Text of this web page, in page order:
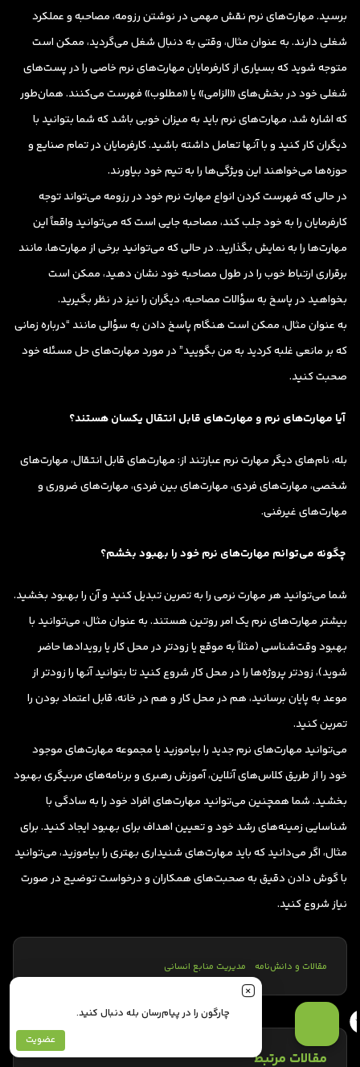
برسید. مهارت‌های نرم نقش مهمی در نوشتن رزومه، مصاحبه و عملکرد
شغلی دارند. به عنوان مثال، وقتی به دنبال شغل می‌گردید، ممکن است
متوجه شوید که بسیاری از کارفرمایان مهارت‌های نرم خاصی را در پست‌های
شغلی خود در بخش‌های «الزامی» یا «مطلوب» فهرست می‌کنند. همان‌طور
که اشاره شد، مهارت‌های نرم باید به میزان خوبی باشد که شما بتوانید با
دیگران کار کنید و با آنها تعامل داشته باشید. کارفرمایان در تمام صنایع و
حوزه‌ها می‌خواهند این ویژگی‌ها را به تیم خود بیاورند.
در حالی که فهرست کردن انواع مهارت نرم خود در رزومه می‌تواند توجه
کارفرمایان را به خود جلب کند، مصاحبه جایی است که می‌توانید واقعاً این
مهارت‌ها را به نمایش بگذارید. در حالی که می‌توانید برخی از مهارت‌ها، مانند
برقراری ارتباط خوب را در طول مصاحبه خود نشان دهید، ممکن است
بخواهید در پاسخ به سؤالات مصاحبه، دیگران را نیز در نظر بگیرید.
به عنوان مثال، ممکن است هنگام پاسخ دادن به سؤالی مانند “درباره زمانی
که بر مانعی غلبه کردید به من بگویید” در مورد مهارت‌های حل مسئله خود
صحبت کنید.
آیا مهارت‌های نرم و مهارت‌های قابل انتقال یکسان هستند؟
بله، نام‌های دیگر مهارت نرم عبارتند از: مهارت‌های قابل انتقال، مهارت‌های
شخصی، مهارت‌های فردی، مهارت‌های بین فردی، مهارت‌های ضروری و
مهارت‌های غیرفنی.
چگونه می‌توانم مهارت‌های نرم خود را بهبود بخشم؟
شما می‌توانید هر مهارت نرمی را به تمرین تبدیل کنید و آن را بهبود بخشید.
بیشتر مهارت‌های نرم یک امر روتین هستند. به عنوان مثال، می‌توانید با
بهبود وقت‌شناسی (مثلاً به موقع یا زودتر در محل کار یا رویدادها حاضر
شوید)، زودتر پروژه‌ها را در محل کار شروع کنید تا بتوانید آنها را زودتر از
موعد به پایان برسانید، هم در محل کار و هم در خانه، قابل اعتماد بودن را
تمرین کنید.
می‌توانید مهارت‌های نرم جدید را بیاموزید یا مجموعه مهارت‌های موجود
خود را از طریق کلاس‌های آنلاین، آموزش رهبری و برنامه‌های مربیگری بهبود
بخشید. شما همچنین می‌توانید مهارت‌های افراد خود را به سادگی با
شناسایی زمینه‌های رشد خود و تعیین اهداف برای بهبود ایجاد کنید. برای
مثال، اگر می‌دانید که باید مهارت‌های شنیداری بهتری را بیاموزید، می‌توانید
با گوش دادن دقیق به صحبت‌های همکاران و درخواست توضیح در صورت
نیاز شروع کنید.
مقالات و دانش‌نامه مدیریت منابع انسانی
مقالات مرتبط
چارگون را در پیام‌رسان بله دنبال کنید.
عضویت